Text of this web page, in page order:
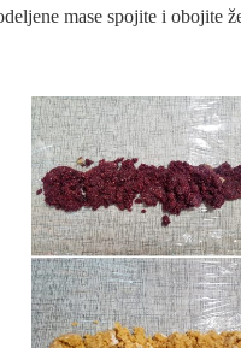
mase spojite i obojite